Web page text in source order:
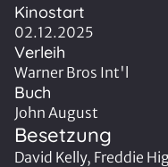
Kinostart
02.12.2025
Verleih
Warner Bros Int'l
Buch
John August
Besetzung
David Kelly, Freddie